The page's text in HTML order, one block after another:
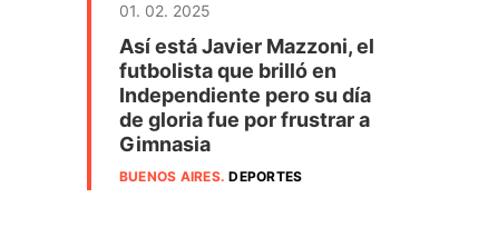
01. 02. 2025
Así está Javier Mazzoni, el
futbolista que brilló en
Independiente pero su día
de gloria fue por frustrar a
Gimnasia
BUENOS AIRES.DEPORTES